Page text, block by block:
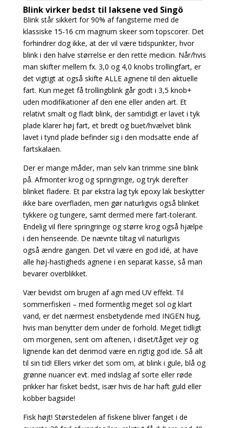
Blink virker bedst til laksene ved Singö
Blink står sikkert for 90% af fangsterne med de
klassiske 15-16 cm magnum skeer som topscorer. Det
forhindrer dog ikke, at der vil være tidspunkter, hvor
blink i den halve størrelse er den rette medicin. Når/hvis
man skifter mellem fx. 3,0 og 4,0 knobs trollingfart, er
det vigtigt at også skifte ALLE agnene til den aktuelle
fart. Kun meget få trollingblink går godt i 3,5 knob+
uden modifikationer af den ene eller anden art. Et
relativt smalt og fladt blink, der samtidigt er lavet i tyk
plade klarer høj fart, et bredt og buet/hvælvet blink
lavet i tynd plade befinder sig i den modsatte ende af
fartskalaen.
Der er mange måder, man selv kan trimme sine blink
på. Afmonter krog og springringe, og tryk derefter
blinket fladere. Et par ekstra lag tyk epoxy lak beskytter
ikke bare overfladen, men gør naturligvis også blinket
tykkere og tungere, samt dermed mere fart-tolerant.
Endelig vil flere springringe og større krog også hjælpe
i den henseende. De nævnte tiltag vil naturligvis
også ændre gangen. Det vil være en god idé, at have
alle høj-hastigheds agnene i en separat kasse, så man
bevarer overblikket.
Vær bevidst om brugen af agn med UV effekt. Til
sommerfiskeri – med formentlig meget sol og klart
vand, er det nærmest ensbetydende med INGEN hug,
hvis man benytter dem under de forhold. Meget tidligt
om morgenen, sent om aftenen, i diset/tåget vejr og
lignende kan det derimod være en rigtig god ide. Så alt
til sin tid! Ellers virker det som om, at blink i gule, blå og
grønne nuancer evt. med indslag af sorte eller røde
prikker har fisket bedst, især hvis de har haft guld eller
kobber bagside!
Fisk højt! Størstedelen af fiskene bliver fanget i de